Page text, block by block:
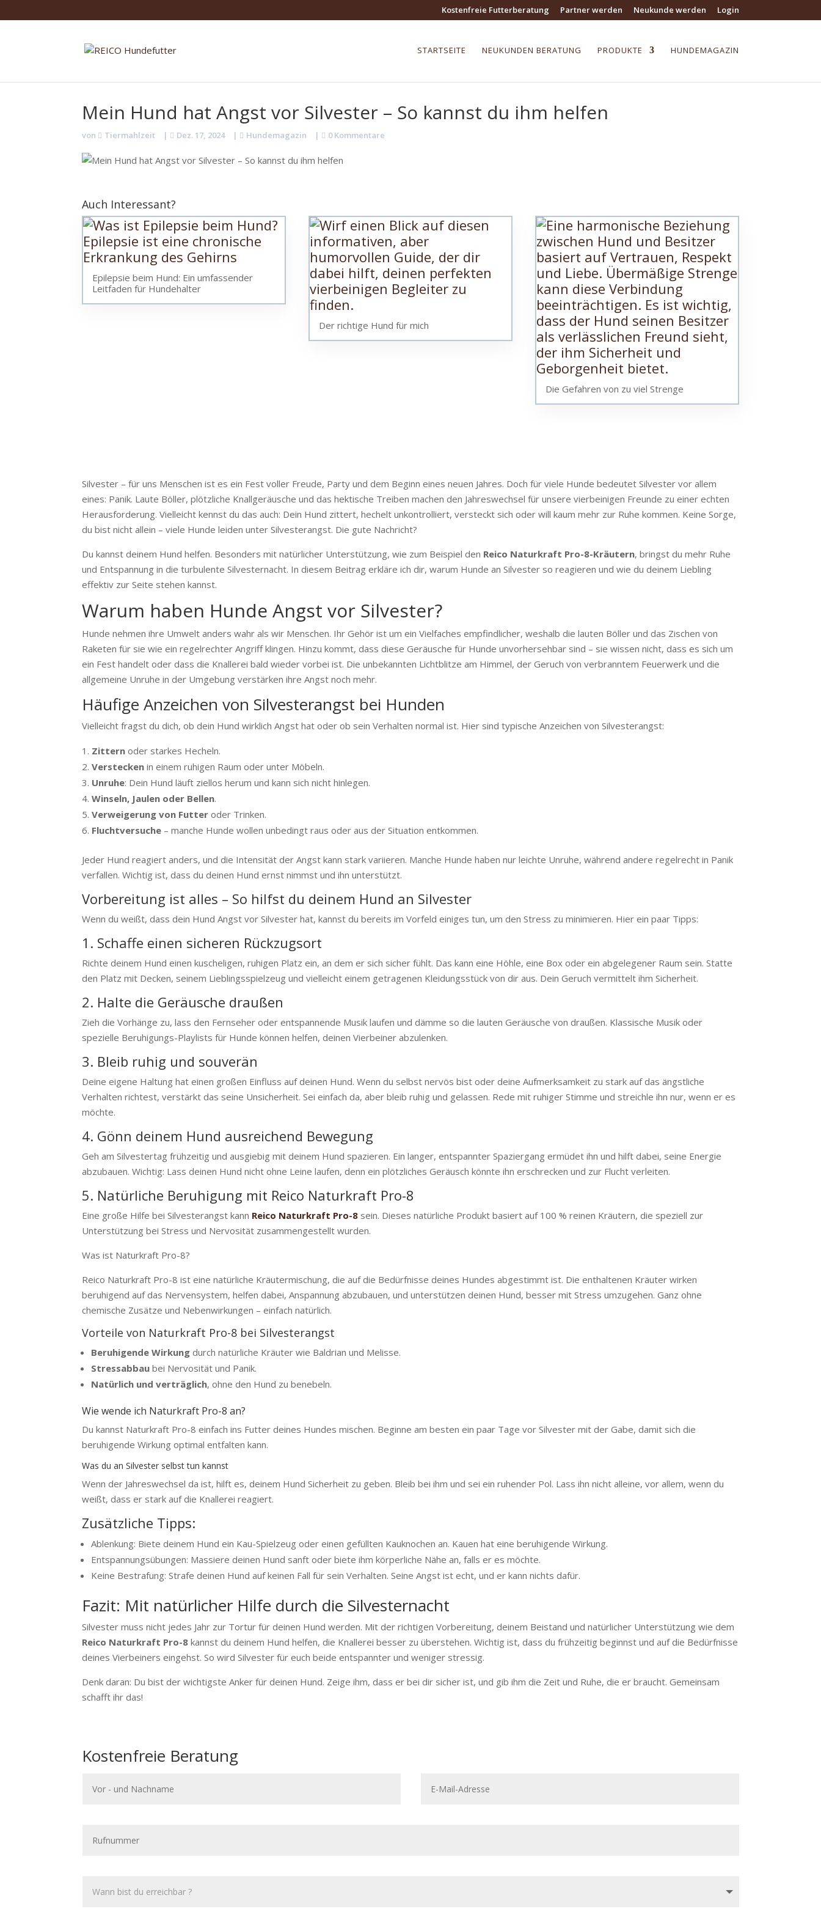
Kostenfreie Futterberatung Partner werden Neukunde werden Login
STARTSEITE NEUKUNDEN BERATUNG PRODUKTE HUNDEMAGAZIN
Mein Hund hat Angst vor Silvester – So kannst du ihm helfen
von Tiermahlzeit | Dez. 17, 2024 | Hundemagazin | 0 Kommentare
Auch Interessant?
Epilepsie beim Hund: Ein umfassender
Leitfaden für Hundehalter
Der richtige Hund für mich
Die Gefahren von zu viel Strenge
Silvester – für uns Menschen ist es ein Fest voller Freude, Party und dem Beginn eines neuen Jahres. Doch für viele Hunde bedeutet Silvester vor allem
eines: Panik. Laute Böller, plötzliche Knallgeräusche und das hektische Treiben machen den Jahreswechsel für unsere vierbeinigen Freunde zu einer echten
Herausforderung. Vielleicht kennst du das auch: Dein Hund zittert, hechelt unkontrolliert, versteckt sich oder will kaum mehr zur Ruhe kommen. Keine Sorge,
du bist nicht allein – viele Hunde leiden unter Silvesterangst. Die gute Nachricht?
Du kannst deinem Hund helfen. Besonders mit natürlicher Unterstützung, wie zum Beispiel den Reico Naturkraft Pro-8-Kräutern, bringst du mehr Ruhe
und Entspannung in die turbulente Silvesternacht. In diesem Beitrag erkläre ich dir, warum Hunde an Silvester so reagieren und wie du deinem Liebling
effektiv zur Seite stehen kannst.
Warum haben Hunde Angst vor Silvester?
Hunde nehmen ihre Umwelt anders wahr als wir Menschen. Ihr Gehör ist um ein Vielfaches empfindlicher, weshalb die lauten Böller und das Zischen von
Raketen für sie wie ein regelrechter Angriff klingen. Hinzu kommt, dass diese Geräusche für Hunde unvorhersehbar sind – sie wissen nicht, dass es sich um
ein Fest handelt oder dass die Knallerei bald wieder vorbei ist. Die unbekannten Lichtblitze am Himmel, der Geruch von verbranntem Feuerwerk und die
allgemeine Unruhe in der Umgebung verstärken ihre Angst noch mehr.
Häufige Anzeichen von Silvesterangst bei Hunden
Vielleicht fragst du dich, ob dein Hund wirklich Angst hat oder ob sein Verhalten normal ist. Hier sind typische Anzeichen von Silvesterangst:
Zittern oder starkes Hecheln.
Verstecken in einem ruhigen Raum oder unter Möbeln.
Unruhe: Dein Hund läuft ziellos herum und kann sich nicht hinlegen.
Winseln, Jaulen oder Bellen.
Verweigerung von Futter oder Trinken.
Fluchtversuche – manche Hunde wollen unbedingt raus oder aus der Situation entkommen.
Jeder Hund reagiert anders, und die Intensität der Angst kann stark variieren. Manche Hunde haben nur leichte Unruhe, während andere regelrecht in Panik
verfallen. Wichtig ist, dass du deinen Hund ernst nimmst und ihn unterstützt.
Vorbereitung ist alles – So hilfst du deinem Hund an Silvester
Wenn du weißt, dass dein Hund Angst vor Silvester hat, kannst du bereits im Vorfeld einiges tun, um den Stress zu minimieren. Hier ein paar Tipps:
1. Schaffe einen sicheren Rückzugsort
Richte deinem Hund einen kuscheligen, ruhigen Platz ein, an dem er sich sicher fühlt. Das kann eine Höhle, eine Box oder ein abgelegener Raum sein. Statte
den Platz mit Decken, seinem Lieblingsspielzeug und vielleicht einem getragenen Kleidungsstück von dir aus. Dein Geruch vermittelt ihm Sicherheit.
2. Halte die Geräusche draußen
Zieh die Vorhänge zu, lass den Fernseher oder entspannende Musik laufen und dämme so die lauten Geräusche von draußen. Klassische Musik oder
spezielle Beruhigungs-Playlists für Hunde können helfen, deinen Vierbeiner abzulenken.
3. Bleib ruhig und souverän
Deine eigene Haltung hat einen großen Einfluss auf deinen Hund. Wenn du selbst nervös bist oder deine Aufmerksamkeit zu stark auf das ängstliche
Verhalten richtest, verstärkt das seine Unsicherheit. Sei einfach da, aber bleib ruhig und gelassen. Rede mit ruhiger Stimme und streichle ihn nur, wenn er es
möchte.
4. Gönn deinem Hund ausreichend Bewegung
Geh am Silvestertag frühzeitig und ausgiebig mit deinem Hund spazieren. Ein langer, entspannter Spaziergang ermüdet ihn und hilft dabei, seine Energie
abzubauen. Wichtig: Lass deinen Hund nicht ohne Leine laufen, denn ein plötzliches Geräusch könnte ihn erschrecken und zur Flucht verleiten.
5. Natürliche Beruhigung mit Reico Naturkraft Pro-8
Eine große Hilfe bei Silvesterangst kann Reico Naturkraft Pro-8 sein. Dieses natürliche Produkt basiert auf 100 % reinen Kräutern, die speziell zur
Unterstützung bei Stress und Nervosität zusammengestellt wurden.
Was ist Naturkraft Pro-8?
Reico Naturkraft Pro-8 ist eine natürliche Kräutermischung, die auf die Bedürfnisse deines Hundes abgestimmt ist. Die enthaltenen Kräuter wirken
beruhigend auf das Nervensystem, helfen dabei, Anspannung abzubauen, und unterstützen deinen Hund, besser mit Stress umzugehen. Ganz ohne
chemische Zusätze und Nebenwirkungen – einfach natürlich.
Vorteile von Naturkraft Pro-8 bei Silvesterangst
Beruhigende Wirkung durch natürliche Kräuter wie Baldrian und Melisse.
Stressabbau bei Nervosität und Panik.
Natürlich und verträglich, ohne den Hund zu benebeln.
Wie wende ich Naturkraft Pro-8 an?
Du kannst Naturkraft Pro-8 einfach ins Futter deines Hundes mischen. Beginne am besten ein paar Tage vor Silvester mit der Gabe, damit sich die
beruhigende Wirkung optimal entfalten kann.
Was du an Silvester selbst tun kannst
Wenn der Jahreswechsel da ist, hilft es, deinem Hund Sicherheit zu geben. Bleib bei ihm und sei ein ruhender Pol. Lass ihn nicht alleine, vor allem, wenn du
weißt, dass er stark auf die Knallerei reagiert.
Zusätzliche Tipps:
Ablenkung: Biete deinem Hund ein Kau-Spielzeug oder einen gefüllten Kauknochen an. Kauen hat eine beruhigende Wirkung.
Entspannungsübungen: Massiere deinen Hund sanft oder biete ihm körperliche Nähe an, falls er es möchte.
Keine Bestrafung: Strafe deinen Hund auf keinen Fall für sein Verhalten. Seine Angst ist echt, und er kann nichts dafür.
Fazit: Mit natürlicher Hilfe durch die Silvesternacht
Silvester muss nicht jedes Jahr zur Tortur für deinen Hund werden. Mit der richtigen Vorbereitung, deinem Beistand und natürlicher Unterstützung wie dem
Reico Naturkraft Pro-8 kannst du deinem Hund helfen, die Knallerei besser zu überstehen. Wichtig ist, dass du frühzeitig beginnst und auf die Bedürfnisse
deines Vierbeiners eingehst. So wird Silvester für euch beide entspannter und weniger stressig.
Denk daran: Du bist der wichtigste Anker für deinen Hund. Zeige ihm, dass er bei dir sicher ist, und gib ihm die Zeit und Ruhe, die er braucht. Gemeinsam
schafft ihr das!
Kostenfreie Beratung